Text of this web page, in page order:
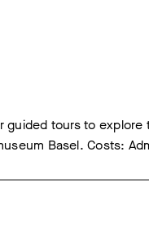
tours to
Basel. Costs: